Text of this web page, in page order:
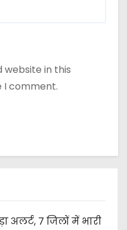
website in this
I comment.
7 जिलों में भारी